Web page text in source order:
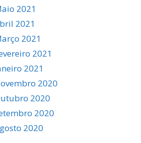
2021
2021
2021
2021
2021
2020
2020
2020
2020